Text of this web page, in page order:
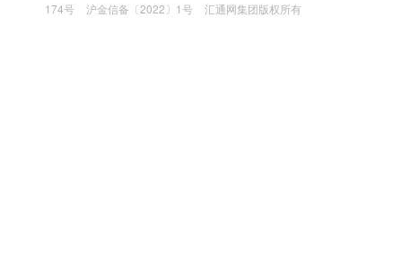
174号
沪金信备〔2022〕1号 汇通网集团版权所有